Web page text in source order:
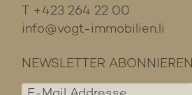
+423 264 22 00
info@vogt-immobilien.li
NEWSLETTER ABONNIEREN
E-